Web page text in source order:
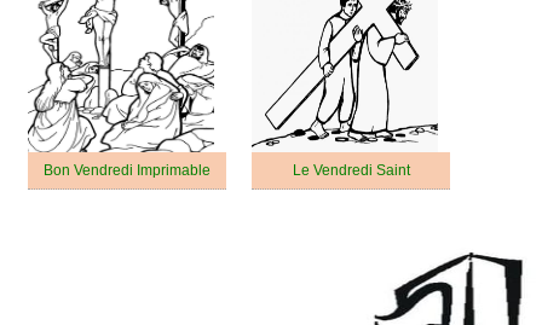
Bon Vendredi Imprimable Le Vendredi Saint